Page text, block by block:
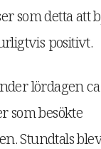
som detta att
positivt.
lördagen
som besökte
Stundtals